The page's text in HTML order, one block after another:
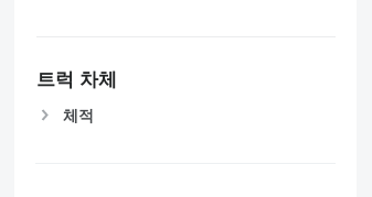
트럭 차체
체적